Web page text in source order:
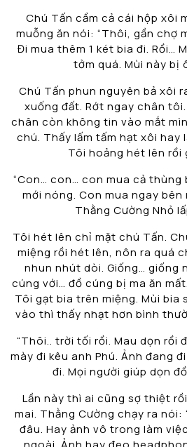
Chú Tấn cầm cả cái hộp xôi
muỗng ăn nói: “Thôi, gần chợ
Đi mua thêm 1 két bia đi. Rồi…
tởm quá. Mùi này bị
Chú Tấn phun nguyên bả xôi
xuống đất. Rớt ngay chân
chân còn không tin vào mắt
chú. Thấy lấm tấm hạt xôi hay
Tôi hoảng hét lên rồi
“Con… con… con mua cả thùng
mới nóng. Con mua ngay bên
Thằng Cường Nhỏ
Tôi hét lên chỉ mặt chú Tấn.
miệng rồi hét lên, nôn ra quá
nhun nhút dòi. Giống… giống
cúng với… đồ cúng bị ma ăn
Tôi gạt bia trên miệng. Mùi bia
vào thì thấy nhạt hơn bình
“Thôi.. trời tối rồi. Mau dọn rồi
mày đi kêu anh Phú. Ảnh đang
đi. Mọi người giúp dọn
Lần này thì ai cũng sợ thiệt
mai. Thằng Cường chạy ra nói:
đâu. Hay ảnh vô trong làm